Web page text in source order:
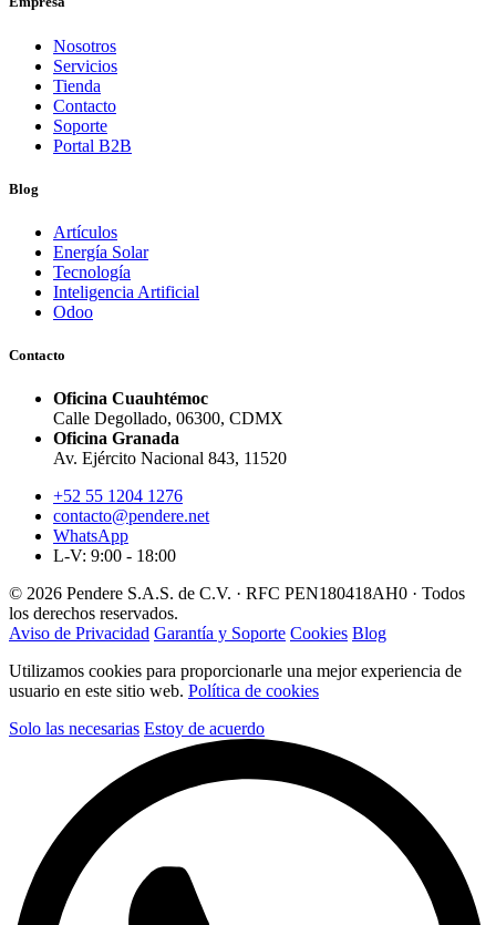
Nosotros
Servicios
Tienda
Contacto
Soporte
Portal B2B
Blog
Artículos
Energía Solar
Tecnología
Inteligencia Artificial
Odoo
Contacto
Oficina Cuauhtémoc
Calle Degollado, 06300, CDMX
Oficina Granada
Av. Ejército Nacional 843, 11520
+52 55 1204 1276
contacto@pendere.net
WhatsApp
L-V: 9:00 - 18:00
© 2026 Pendere S.A.S. de C.V. · RFC PEN180418AH0 · Todos
los derechos reservados.
Aviso de Privacidad Garantía y Soporte Cookies Blog
Utilizamos cookies para proporcionarle una mejor experiencia de
usuario en este sitio web. Política de cookies
Solo las necesarias Estoy de acuerdo